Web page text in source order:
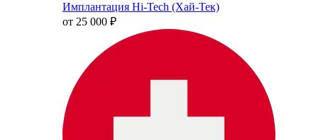
Имплантация Hi-Tech (Хай-Тек)
от 25 000 ₽